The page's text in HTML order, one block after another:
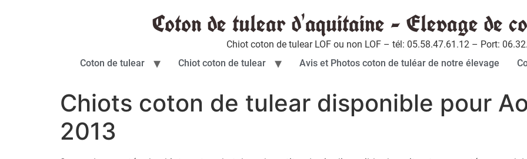
Coton de tulear d'aquitaine - Elevage de
Chiot coton de tulear LOF ou non LOF – tél: 05.58.47.61.12 – Port:
Coton de tulear
Chiot coton de tulear Avis et Photos coton de tuléar de notre élevage
Chiots coton de tulear disponible pour
2013